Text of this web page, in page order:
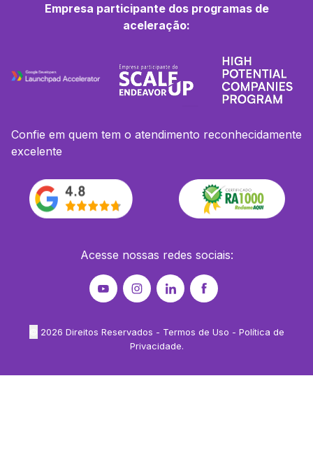
Empresa participante dos programas de
aceleração:
Confie em quem tem o atendimento reconhecidamente
excelente
Acesse nossas redes sociais:
2026 Direitos Reservados - Termos de Uso - Política de
Privacidade.